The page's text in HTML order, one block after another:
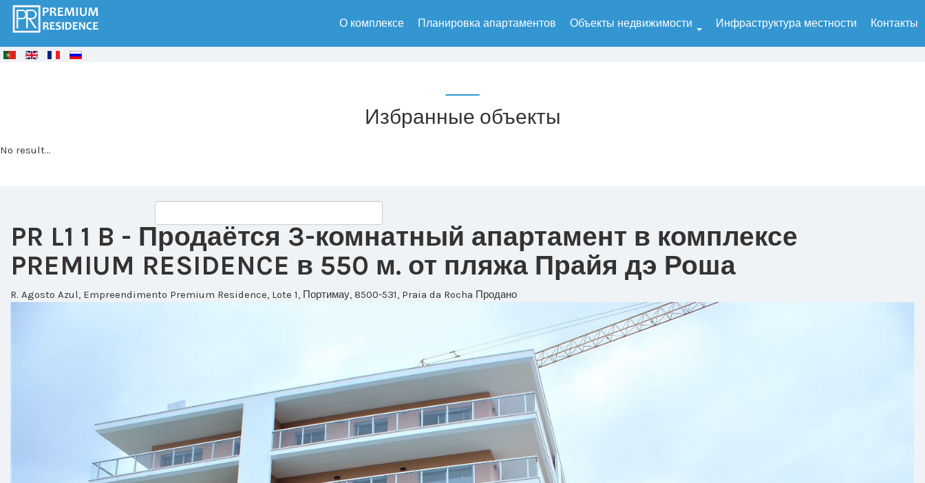
О комплексе Планировка апартаментов Объекты недвижимости Инфраструктура местности Контакты
© FreeJoomla! 3 Modules
Избранные объекты
No result...
PR L1 1 B - Продаётся 3-комнатный апартамент в комплексе
PREMIUM RESIDENCE в 550 м. от пляжа Прайя дэ Роша
R. Agosto Azul, Empreendimento Premium Residence, Lote 1, Портимау, 8500-531, Praia da Rocha Продано